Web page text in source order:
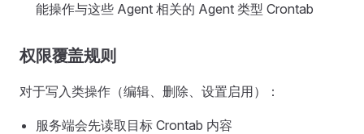
能操作与这些 Agent 相关的 Agent 类型 Crontab
权限覆盖规则
对于写入类操作（编辑、删除、设置启用）：
服务端会先读取目标 Crontab 内容